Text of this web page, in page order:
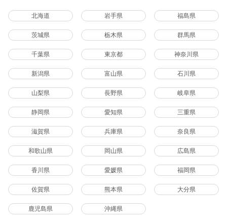
北海道 岩手県 福島県
茨城県 栃木県 群馬県
千葉県 東京都 神奈川県
新潟県 富山県 石川県
山梨県 長野県 岐阜県
静岡県 愛知県 三重県
滋賀県 兵庫県 奈良県
和歌山県 岡山県 広島県
香川県 愛媛県 福岡県
佐賀県 熊本県 大分県
鹿児島県 沖縄県